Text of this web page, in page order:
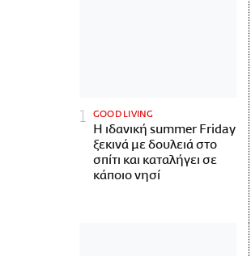
GOOD LIVING
Η ιδανική summer Friday
ξεκινά με δουλειά στο
σπίτι και καταλήγει σε
κάποιο νησί